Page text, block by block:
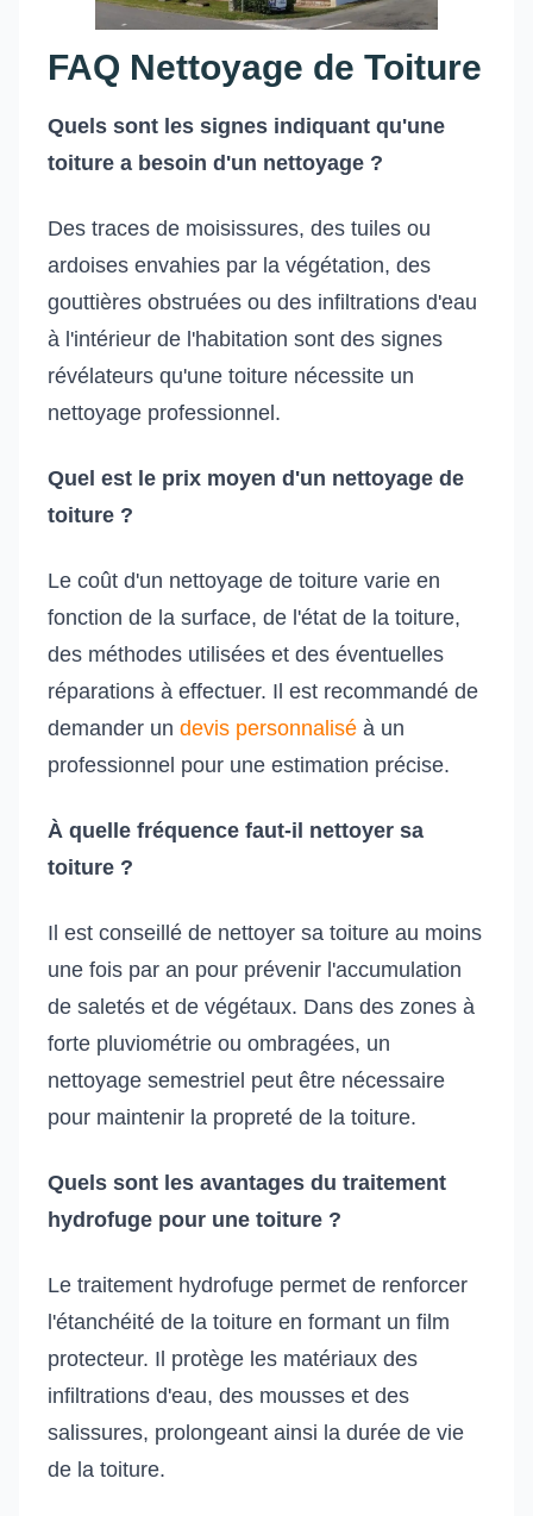
FAQ Nettoyage de Toiture
Quels sont les signes indiquant qu'une
toiture a besoin d'un nettoyage ?
Des traces de moisissures, des tuiles ou
ardoises envahies par la végétation, des
gouttières obstruées ou des infiltrations d'eau
à l'intérieur de l'habitation sont des signes
révélateurs qu'une toiture nécessite un
nettoyage professionnel.
Quel est le prix moyen d'un nettoyage de
toiture ?
Le coût d'un nettoyage de toiture varie en
fonction de la surface, de l'état de la toiture,
des méthodes utilisées et des éventuelles
réparations à effectuer. Il est recommandé de
demander un devis personnalisé à un
professionnel pour une estimation précise.
À quelle fréquence faut-il nettoyer sa
toiture ?
Il est conseillé de nettoyer sa toiture au moins
une fois par an pour prévenir l'accumulation
de saletés et de végétaux. Dans des zones à
forte pluviométrie ou ombragées, un
nettoyage semestriel peut être nécessaire
pour maintenir la propreté de la toiture.
Quels sont les avantages du traitement
hydrofuge pour une toiture ?
Le traitement hydrofuge permet de renforcer
l'étanchéité de la toiture en formant un film
protecteur. Il protège les matériaux des
infiltrations d'eau, des mousses et des
salissures, prolongeant ainsi la durée de vie
de la toiture.